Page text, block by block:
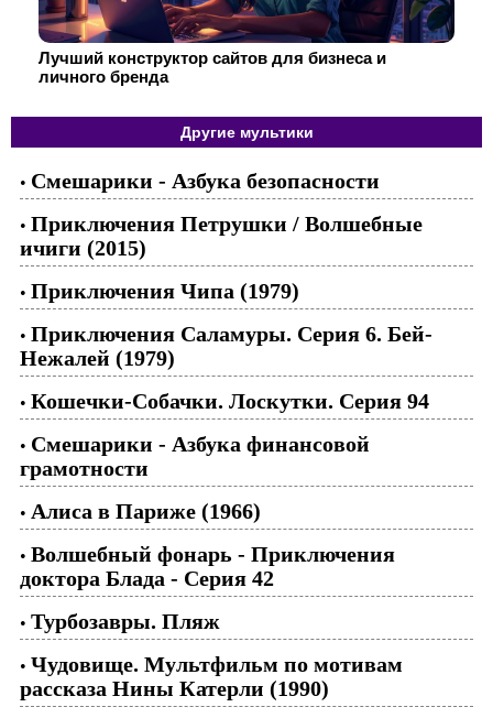
Лучший конструктор сайтов для бизнеса и
личного бренда
Другие мультики
• Смешарики - Азбука безопасности
• Приключения Петрушки / Волшебные
ичиги (2015)
• Приключения Чипа (1979)
• Приключения Саламуры. Серия 6. Бей-
Нежалей (1979)
• Кошечки-Собачки. Лоскутки. Серия 94
• Смешарики - Азбука финансовой
грамотности
• Алиса в Париже (1966)
• Волшебный фонарь - Приключения
доктора Блада - Серия 42
• Турбозавры. Пляж
• Чудовище. Мультфильм по мотивам
рассказа Нины Катерли (1990)